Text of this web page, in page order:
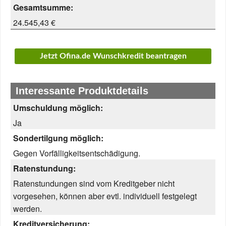
Gesamtsumme:
24.545,43 €
Jetzt Ofina.de Wunschkredit beantragen
Interessante Produktdetails
Umschuldung möglich:
Ja
Sondertilgung möglich:
Gegen Vorfälligkeitsentschädigung.
Ratenstundung:
Ratenstundungen sind vom Kreditgeber nicht
vorgesehen, können aber evtl. individuell festgelegt
werden.